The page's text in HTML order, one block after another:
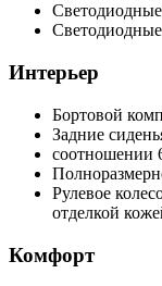
Интерьер
Бортовой
Задние
соотношении
Рулевое
отделкой
Комфорт